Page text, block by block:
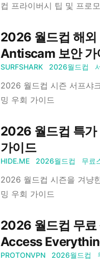
컵 프라이버시 팁 및 프로
2026 월드컵 해외
Antiscam 보안 가
SURFSHARK 2026월드컵
2026 월드컵 시즌 서프샤
밍 우회 가이드
2026 월드컵 특가
가이드
HIDE.ME 2026월드컵 무료
2026 월드컵 시즌을 겨냥
밍 우회 가이드
2026 월드컵 무
Access
PROTONVPN 2026월드컵